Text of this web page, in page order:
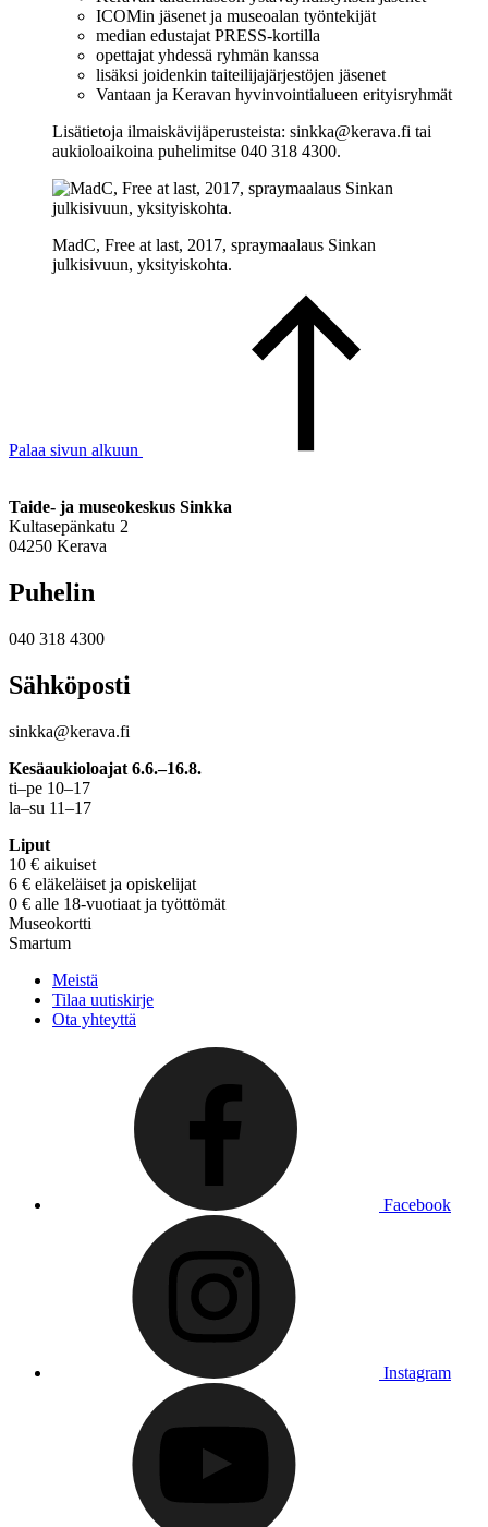
ICOMin jäsenet ja museoalan työntekijät
median edustajat PRESS-kortilla
opettajat yhdessä ryhmän kanssa
lisäksi joidenkin taiteilijajärjestöjen jäsenet
Vantaan ja Keravan hyvinvointialueen erityisryhmät
Lisätietoja ilmaiskävijäperusteista: sinkka@kerava.fi tai
aukioloaikoina puhelimitse 040 318 4300.
MadC, Free at last, 2017, spraymaalaus Sinkan
julkisivuun, yksityiskohta.
Palaa sivun alkuun
Taide- ja museokeskus Sinkka
Kultasepänkatu 2
04250 Kerava
Puhelin
040 318 4300
Sähköposti
sinkka@kerava.fi
Kesäaukioloajat 6.6.–16.8.
ti–pe 10–17
la–su 11–17
Liput
10 € aikuiset
6 € eläkeläiset ja opiskelijat
0 € alle 18-vuotiaat ja työttömät
Museokortti
Smartum
Meistä
Tilaa uutiskirje
Ota yhteyttä
Facebook
Instagram